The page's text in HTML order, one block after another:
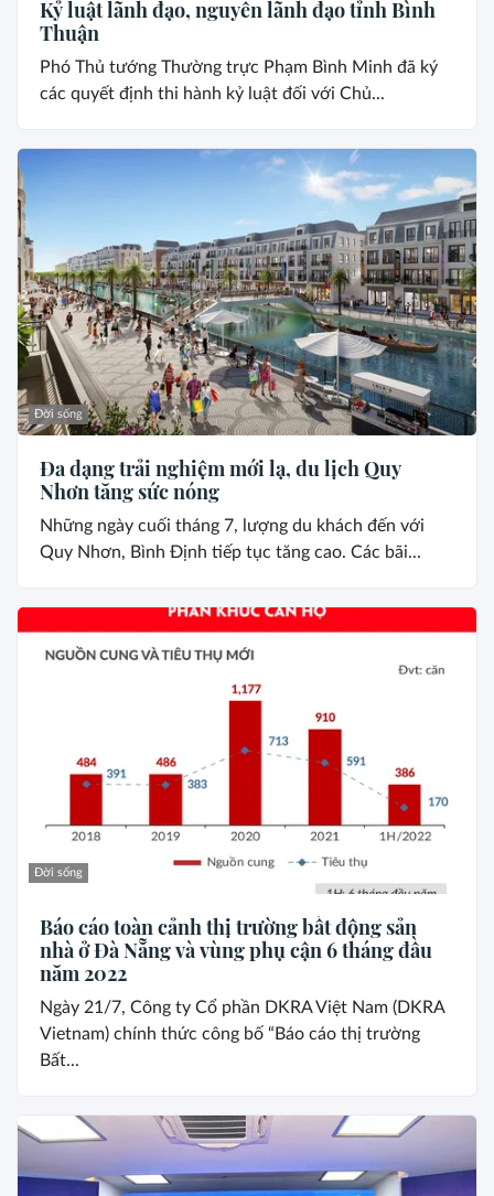
Kỷ luật lãnh đạo, nguyên lãnh đạo tỉnh Bình
Thuận
Phó Thủ tướng Thường trực Phạm Bình Minh đã ký
các quyết định thi hành kỷ luật đối với Chủ...
Đời sống
Đa dạng trải nghiệm mới lạ, du lịch Quy
Nhơn tăng sức nóng
Những ngày cuối tháng 7, lượng du khách đến với
Quy Nhơn, Bình Định tiếp tục tăng cao. Các bãi...
Đời sống
Báo cáo toàn cảnh thị trường bất động sản
nhà ở Đà Nẵng và vùng phụ cận 6 tháng đầu
năm 2022
Ngày 21/7, Công ty Cổ phần DKRA Việt Nam (DKRA
Vietnam) chính thức công bố “Báo cáo thị trường
Bất...